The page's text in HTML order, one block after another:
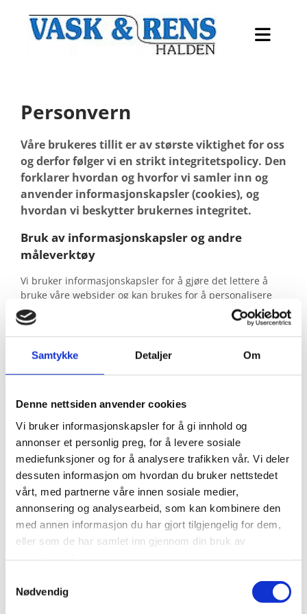
Samtykke Detaljer Om
Denne nettsiden anvender cookies
Vi bruker informasjonskapsler for å gi innhold og
annonser et personlig preg, for å levere sosiale
mediefunksjoner og for å analysere trafikken vår. Vi deler
dessuten informasjon om hvordan du bruker nettstedet
vårt, med partnerne våre innen sosiale medier,
annonsering og analysearbeid, som kan kombinere den
med annen informasjon du har gjort tilgjengelig for dem,
eller som de har samlet inn gjennom din bruk av
Nødvendig
Personvern
Våre brukeres tillit er av største viktighet for oss
og derfor følger vi en strikt integritetspolicy. Den
forklarer hvordan og hvorfor vi samler inn og
anvender informasjonskapsler (cookies), og
hvordan vi beskytter brukernes integritet.
Bruk av informasjonskapsler og andre
måleverktøy
Vi bruker informasjonskapsler for å gjøre det lettere å
bruke våre websider og kan brukes for å personalisere
visse deler av innholdet. En informasjonskapsel er en
liten tekstfil som sendes fra vår webserver og lagres av
din nettleser. Informasjonen som lagres kan være
opplysninger om hvordan våre brukere har surfet på og
Vi anvender statistikk om brukere og
trafikk/trafikkleverandører i aggregert form. Statistikken
inneholder aldri noen form for personlig informasjon, alt
er anonymt. IP-adresser lagres ikke i vår database der vi
lagrer atferd på nettstedet, derfor kan informasjon om
deg som bruker aldri kobles sammen med din identitet.
Din IP-adresse lagres av sikkerhetsmessige årsaker bare i
de tilfeller du selv aktivt registrerer deg på nettstedet.
Formål